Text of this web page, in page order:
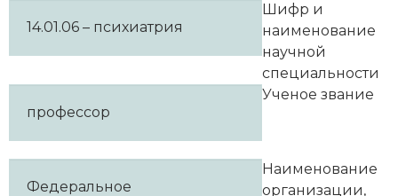
14.01.06 – психиатрия
Шифр и
наименование
научной
специальности
профессор
Ученое звание
Федеральное
Наименование
организации,